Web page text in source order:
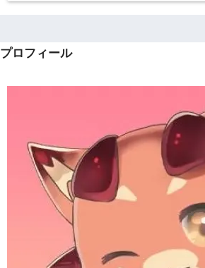
プロフィール